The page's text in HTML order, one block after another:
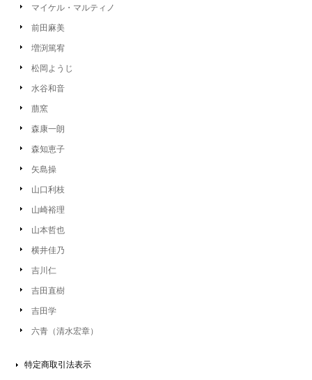
マイケル・マルティノ
前田麻美
増渕篤宥
松岡ようじ
水谷和音
萠窯
森康一朗
森知恵子
矢島操
山口利枝
山崎裕理
山本哲也
横井佳乃
吉川仁
吉田直樹
吉田学
六青（清水宏章）
特定商取引法表示